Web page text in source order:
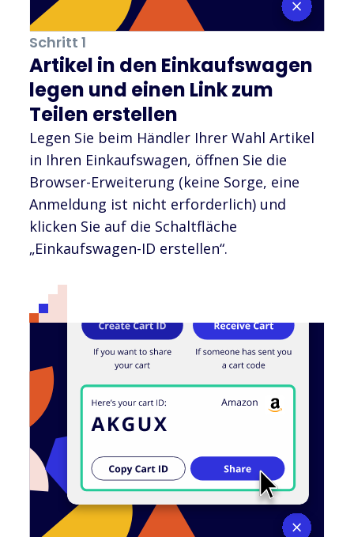
Schritt 1
Artikel in den Einkaufswagen
legen und einen Link zum
Teilen erstellen
Legen Sie beim Händler Ihrer Wahl Artikel
in Ihren Einkaufswagen, öffnen Sie die
Browser-Erweiterung (keine Sorge, eine
Anmeldung ist nicht erforderlich) und
klicken Sie auf die Schaltfläche
„Einkaufswagen-ID erstellen“.